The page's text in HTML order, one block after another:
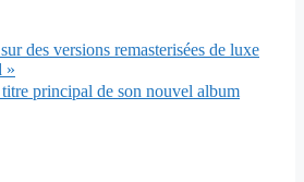
des versions remasterisées de luxe
»
principal de son nouvel album